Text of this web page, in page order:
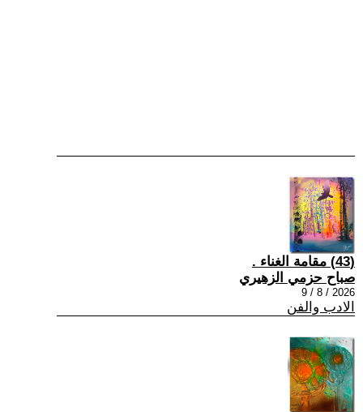
(43) مقامة الغناء .
صباح حزمي الزهيري
2026 / 8 / 9
الادب والفن